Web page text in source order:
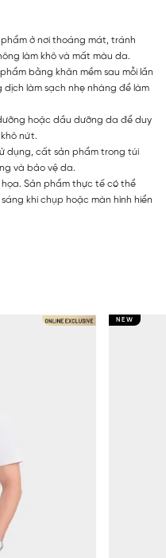
ở nơi thoáng mát, tránh
làm khô và mất màu da.
bằng khăn mềm sau mỗi lần
làm sạch nhẹ nhàng để làm
hoặc dầu dưỡng da để duy
nứt.
dụng, cất sản phẩm trong túi
và bảo vệ da.
Sản phẩm thực tế có thể
khi chụp hoặc màn hình hiển
NEW